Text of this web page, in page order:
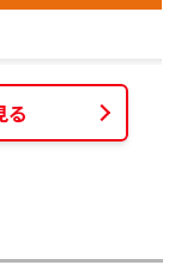
る